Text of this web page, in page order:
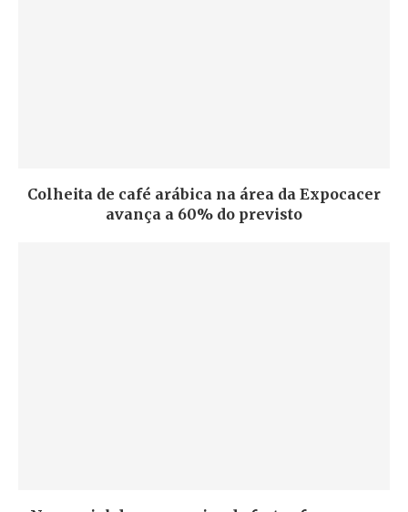
Colheita de café arábica na área da Expocacer
avança a 60% do previsto